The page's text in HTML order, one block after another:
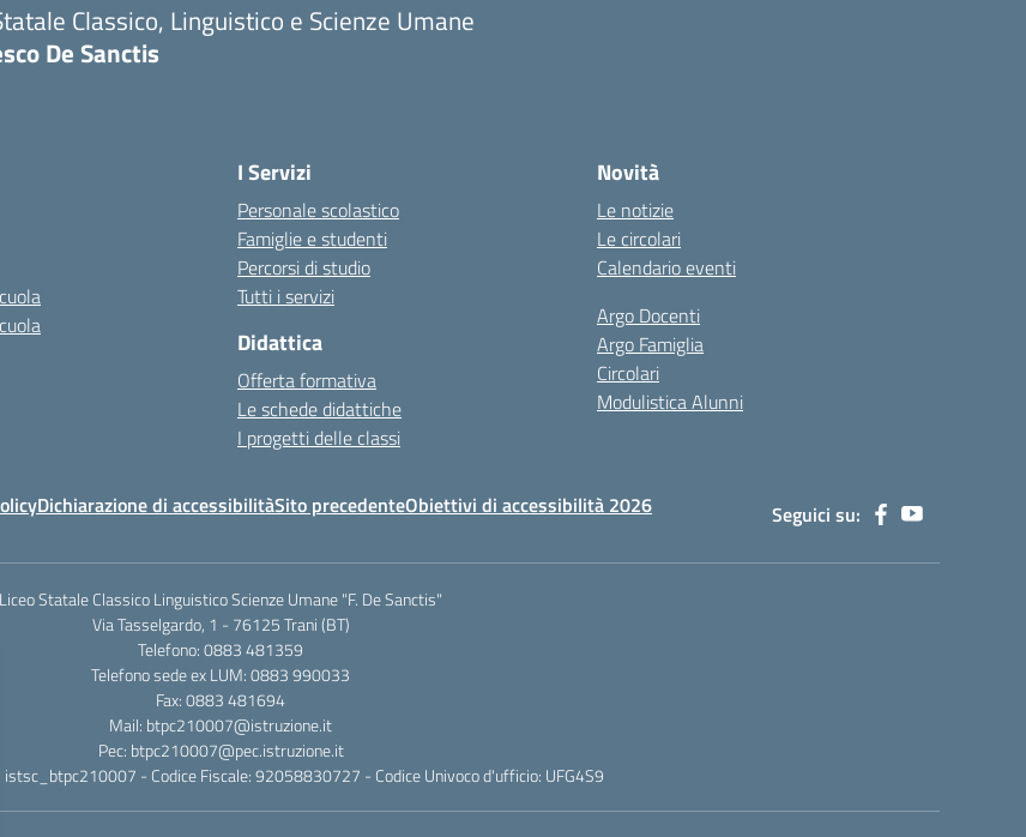
Classico, Linguistico e Scienze Umane
De Sanctis
I Servizi
Personale scolastico
Famiglie e studenti
Percorsi di studio
Tutti i servizi
Didattica
Offerta formativa
Le schede didattiche
I progetti delle classi
Novità
Le notizie
Le circolari
Calendario eventi
Argo Docenti
Argo Famiglia
Circolari
Modulistica Alunni
Dichiarazione di accessibilitàSito precedenteObiettivi di accessibilità 2026 Seguici su:
Liceo Statale Classico Linguistico Scienze Umane "F. De Sanctis"
Via Tasselgardo, 1 - 76125 Trani (BT)
Telefono: 0883 481359
Telefono sede ex LUM: 0883 990033
Fax: 0883 481694
Mail: btpc210007@istruzione.it
Pec: btpc210007@pec.istruzione.it
istsc_btpc210007 - Codice Fiscale: 92058830727 - Codice Univoco d'ufficio: UFG4S9